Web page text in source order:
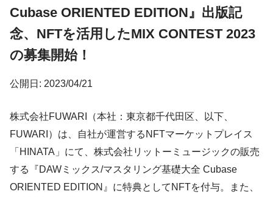
Cubase ORIENTED EDITION』出版記
念、NFTを活用したMIX CONTEST 2023
の募集開始！
公開日: 2023/04/21
株式会社FUWARI（本社：東京都千代⽥区、以下、
FUWARI）は、⾃社が運営するNFTマーケットプレイス
「HINATA」にて、株式会社リットーミュージックの販売
する『DAWミックス/マスタリング基礎大全 Cubase
ORIENTED EDITION』に特典としてNFTを付与。また、